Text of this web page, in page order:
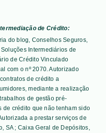
de Crédito:
do blog, Conselhos Seguros,
Intermediários de
de Crédito Vinculado
com o nº 2070. Autorizado
de crédito a
mediante a realização
de gestão pré-
de crédito que não tenham sido
a prestar serviços de
SA ; Caixa Geral de Depósitos,